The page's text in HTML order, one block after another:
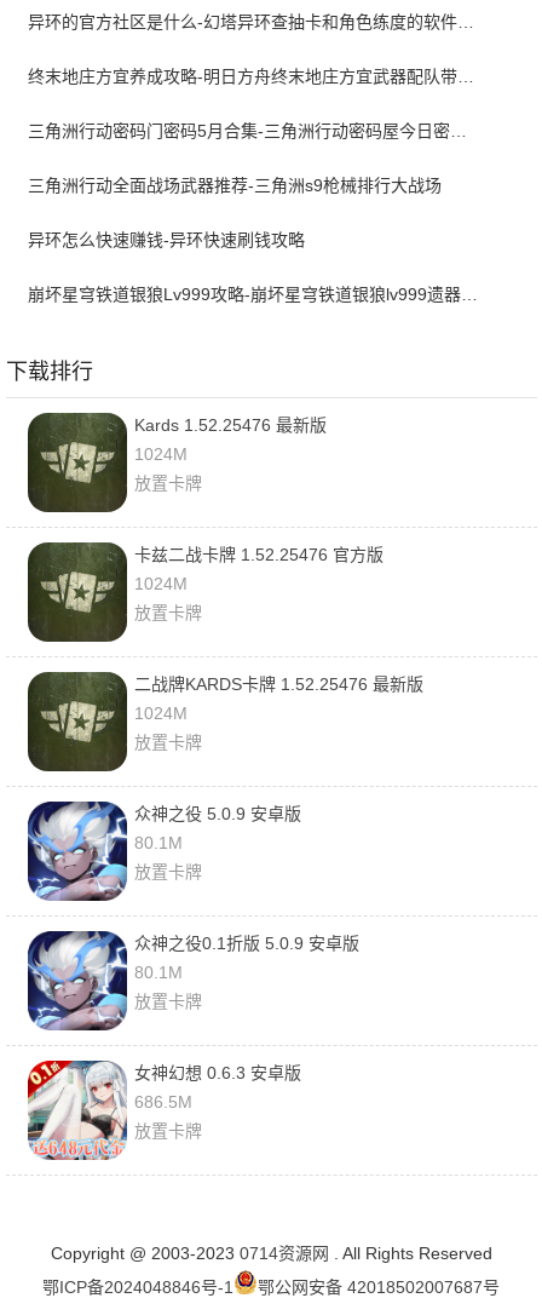
异环的官方社区是什么-幻塔异环查抽卡和角色练度的软件叫什么
终末地庄方宜养成攻略-明日方舟终末地庄方宜武器配队带什么
三角洲行动密码门密码5月合集-三角洲行动密码屋今日密码大全2026最新5月
三角洲行动全面战场武器推荐-三角洲s9枪械排行大战场
异环怎么快速赚钱-异环快速刷钱攻略
崩坏星穹铁道银狼Lv999攻略-崩坏星穹铁道银狼lv999遗器词条带什么
下载排行
Kards 1.52.25476 最新版
1024M
放置卡牌
卡兹二战卡牌 1.52.25476 官方版
1024M
放置卡牌
二战牌KARDS卡牌 1.52.25476 最新版
1024M
放置卡牌
众神之役 5.0.9 安卓版
80.1M
放置卡牌
众神之役0.1折版 5.0.9 安卓版
80.1M
放置卡牌
女神幻想 0.6.3 安卓版
686.5M
放置卡牌
Copyright @ 2003-2023 0714资源网 . All Rights Reserved
鄂ICP备2024048846号-1
鄂公网安备 42018502007687号